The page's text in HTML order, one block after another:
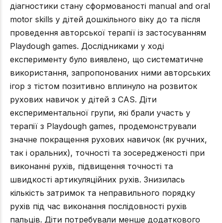
діагностики стану сформованості manual and oral
motor skills у дітей дошкільного віку до та після
проведення авторської терапії із застосуванням
Playdough games. Дослідниками у ході
експерименту було виявлено, що систематичне
використання, запропонованих ними авторських
ігор з тістом позитивно вплинуло на розвиток
рухових навичок у дітей з CAS. Діти
експериментальної групи, які брали участь у
терапії з Playdough games, продемонстрували
значне покращення рухових навичок (як ручних,
так і оральних), точності та зосередженості при
виконанні рухів, підвищення точності та
швидкості артикуляційних рухів. Знизилась
кількість затримок та неправильного порядку
рухів під час виконання послідовності рухів
пальців. Діти потребували менше додаткового